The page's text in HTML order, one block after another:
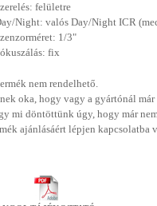
felületre
Night: valós Day/Night ICR
1/3"
fix
nem rendelhető.
oka, hogy vagy a gyártónál
mi döntöttünk úgy, hogy már
ajánlásáért lépjen kapcsolatba